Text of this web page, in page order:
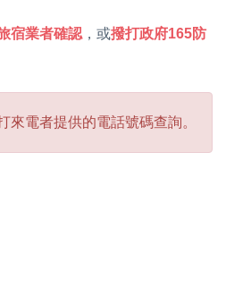
宿業者確認 ，或撥打政府165防
來電者提供的電話號碼查詢。